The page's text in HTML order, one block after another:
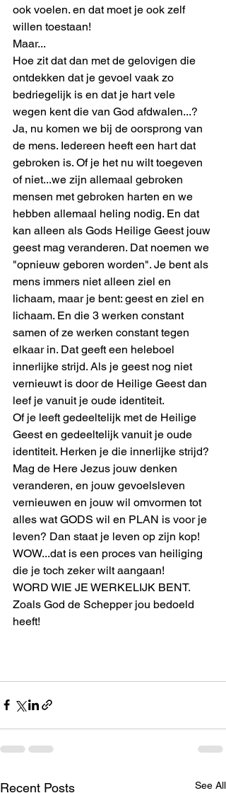
ook voelen. en dat moet je ook zelf
willen toestaan!
Maar...
Hoe zit dat dan met de gelovigen die
ontdekken dat je gevoel vaak zo
bedriegelijk is en dat je hart vele
wegen kent die van God afdwalen...?
Ja, nu komen we bij de oorsprong van
de mens. Iedereen heeft een hart dat
gebroken is. Of je het nu wilt toegeven
of niet...we zijn allemaal gebroken
mensen met gebroken harten en we
hebben allemaal heling nodig. En dat
kan alleen als Gods Heilige Geest jouw
geest mag veranderen. Dat noemen we
"opnieuw geboren worden". Je bent als
mens immers niet alleen ziel en
lichaam, maar je bent: geest en ziel en
lichaam. En die 3 werken constant
samen of ze werken constant tegen
elkaar in. Dat geeft een heleboel
innerlijke strijd. Als je geest nog niet
vernieuwt is door de Heilige Geest dan
leef je vanuit je oude identiteit.
Of je leeft gedeeltelijk met de Heilige
Geest en gedeeltelijk vanuit je oude
identiteit. Herken je die innerlijke strijd?
Mag de Here Jezus jouw denken
veranderen, en jouw gevoelsleven
vernieuwen en jouw wil omvormen tot
alles wat GODS wil en PLAN is voor je
leven? Dan staat je leven op zijn kop!
WOW...dat is een proces van heiliging
die je toch zeker wilt aangaan!
WORD WIE JE WERKELIJK BENT.
Zoals God de Schepper jou bedoeld
heeft!
Recent Posts See All